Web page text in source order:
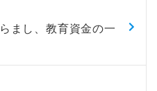
まし、教育資金の一